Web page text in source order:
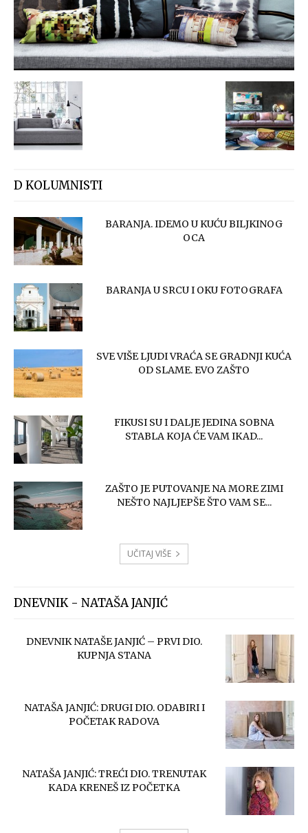
D KOLUMNISTI
BARANJA. IDEMO U KUĆU BILJKINOG
OCA
BARANJA U SRCU I OKU FOTOGRAFA
SVE VIŠE LJUDI VRAĆA SE GRADNJI KUĆA
OD SLAME. EVO ZAŠTO
FIKUSI SU I DALJE JEDINA SOBNA
STABLA KOJA ĆE VAM IKAD...
ZAŠTO JE PUTOVANJE NA MORE ZIMI
NEŠTO NAJLJEPŠE ŠTO VAM SE...
UČITAJ VIŠE
DNEVNIK - NATAŠA JANJIĆ
DNEVNIK NATAŠE JANJIĆ – PRVI DIO.
KUPNJA STANA
NATAŠA JANJIĆ: DRUGI DIO. ODABIRI I
POČETAK RADOVA
NATAŠA JANJIĆ: TREĆI DIO. TRENUTAK
KADA KRENEŠ IZ POČETKA